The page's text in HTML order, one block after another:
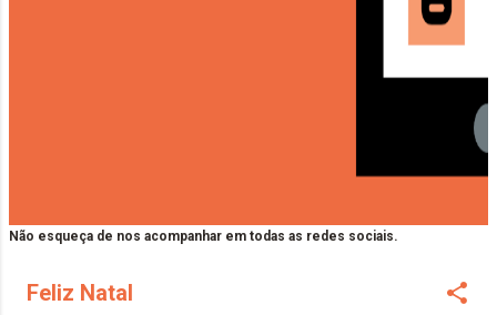
Não esqueça de nos acompanhar em todas as redes sociais.
Feliz Natal